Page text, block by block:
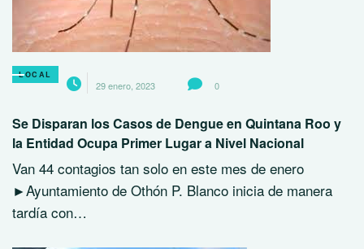
LOCAL
29 enero, 2023 0
Se Disparan los Casos de Dengue en Quintana Roo y
la Entidad Ocupa Primer Lugar a Nivel Nacional
Van 44 contagios tan solo en este mes de enero
►Ayuntamiento de Othón P. Blanco inicia de manera
tardía con…